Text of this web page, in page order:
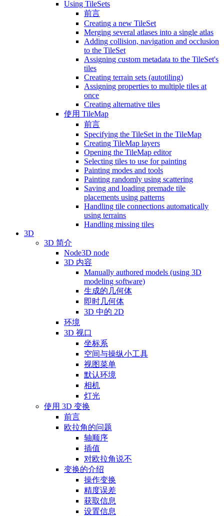
Using TileSets
前言
Creating a new TileSet
Merging several atlases into a single atlas
Adding collision, navigation and occlusion
to the TileSet
Assigning custom metadata to the TileSet's
tiles
Creating terrain sets (autotiling)
Assigning properties to multiple tiles at
once
Creating alternative tiles
使用 TileMap
前言
Specifying the TileSet in the TileMap
Creating TileMap layers
Opening the TileMap editor
Selecting tiles to use for painting
Painting modes and tools
Painting randomly using scattering
Saving and loading premade tile
placements using patterns
Handling tile connections automatically
using terrains
Handling missing tiles
3D
3D 简介
Node3D node
3D 内容
Manually authored models (using 3D
modeling software)
生成的几何体
即时几何体
3D 中的 2D
环境
3D 视口
坐标系
空间与操纵小工具
视图菜单
默认环境
相机
灯光
使用 3D 变换
前言
欧拉角的问题
轴顺序
插值
对欧拉角说不
变换的介绍
操作变换
精度误差
获取信息
设置信息